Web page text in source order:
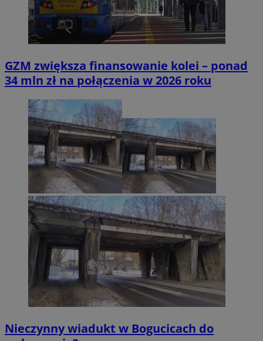
GZM zwiększa finansowanie kolei – ponad
34 mln zł na połączenia w 2026 roku
Nieczynny wiadukt w Bogucicach do